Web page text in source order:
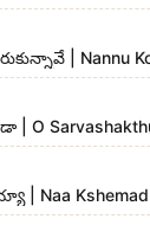
| Nannu
| O